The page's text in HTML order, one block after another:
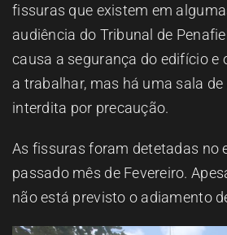
fissuras que existem em
audiência do Tribunal de
causa a segurança do edifício e
a trabalhar, mas há uma sala
interdita por precaução.
As fissuras foram detetadas no
passado mês de Fevereiro.
não está previsto o adiamento